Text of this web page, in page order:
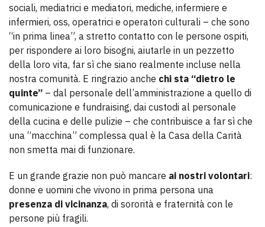
sociali, mediatrici e mediatori, mediche, infermiere e
infermieri, oss, operatrici e operatori culturali – che sono
“in prima linea”, a stretto contatto con le persone ospiti,
per rispondere ai loro bisogni, aiutarle in un pezzetto
della loro vita, far sì che siano realmente incluse nella
nostra comunità. E ringrazio anche chi sta “dietro le
quinte” – dal personale dell’amministrazione a quello di
comunicazione e fundraising, dai custodi al personale
della cucina e delle pulizie – che contribuisce a far sì che
una “macchina” complessa qual è la Casa della Carità
non smetta mai di funzionare.
E un grande grazie non può mancare ai nostri volontari:
donne e uomini che vivono in prima persona una
presenza di vicinanza, di sororità e fraternità con le
persone più fragili.